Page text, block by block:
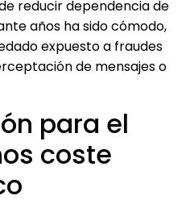
reducir dependencia de
años ha sido cómodo,
expuesto a fraudes
de mensajes o
para el
coste